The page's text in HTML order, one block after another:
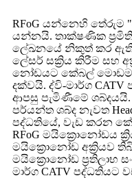
RFoG යන්නෙහි තේරුම
යන්නයි. තාක්ෂණික ප්‍රමිතිය
ලේඛනයේ නිකුත් කර ඇති
ලේසර් සක්‍රිය කිරීම සහ
නෝඩයට කේබල්
දක්වයි. ද්වි-මාර්ග
ආපසු පැමිණීමේ
පර්යන්ත ශබ්ද නැවත
පද්ධතියේ, වැඩ කරන
RFoG මයික්‍රොනෝඩය
මයික්‍රොනෝඩ අක්‍රියව
මයික්‍රොනෝඩ ප්‍රතිලාභ
මාර්ග CATV පද්ධතියට